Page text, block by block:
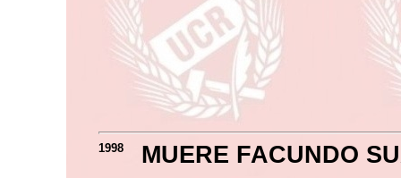
1998 MUERE FACUNDO